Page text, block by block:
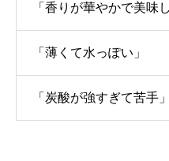
「香りが華やかで美味
「薄くて水っぽい」
「炭酸が強すぎて苦手」